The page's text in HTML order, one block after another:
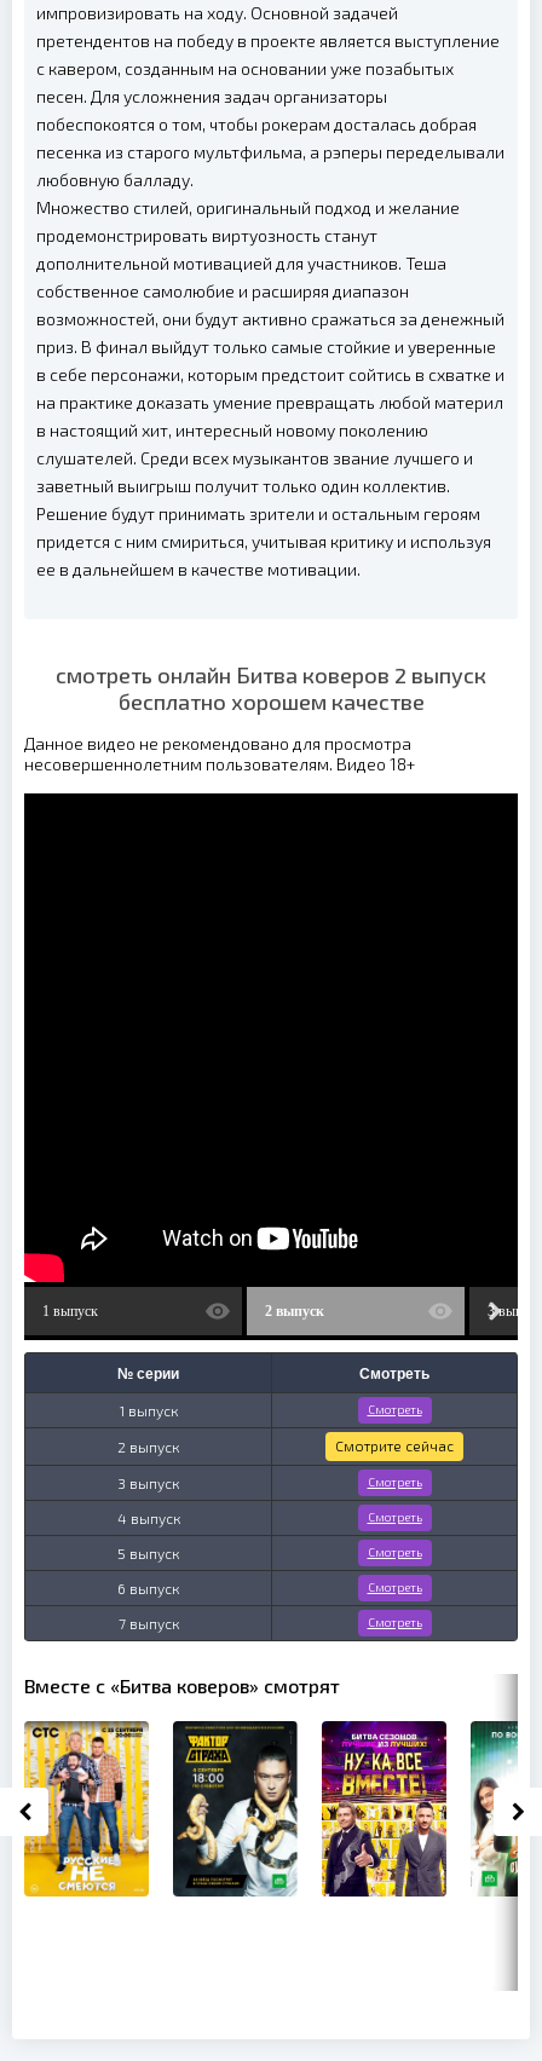
импровизировать на ходу. Основной задачей
претендентов на победу в проекте является выступление
с кавером, созданным на основании уже позабытых
песен. Для усложнения задач организаторы
побеспокоятся о том, чтобы рокерам досталась добрая
песенка из старого мультфильма, а рэперы переделывали
любовную балладу.
Множество стилей, оригинальный подход и желание
продемонстрировать виртуозность станут
дополнительной мотивацией для участников. Теша
собственное самолюбие и расширяя диапазон
возможностей, они будут активно сражаться за денежный
приз. В финал выйдут только самые стойкие и уверенные
в себе персонажи, которым предстоит сойтись в схватке и
на практике доказать умение превращать любой материл
в настоящий хит, интересный новому поколению
слушателей. Среди всех музыкантов звание лучшего и
заветный выигрыш получит только один коллектив.
Решение будут принимать зрители и остальным героям
придется с ним смириться, учитывая критику и используя
ее в дальнейшем в качестве мотивации.
смотреть онлайн Битва коверов 2 выпуск
бесплатно хорошем качестве
Данное видео не рекомендовано для просмотра
несовершеннолетним пользователям. Видео 18+
1 выпуск 2 выпуск 3 выпуск
№ серии Смотреть
1 выпуск Смотреть
2 выпуск Смотрите сейчас
3 выпуск Смотреть
4 выпуск Смотреть
5 выпуск Смотреть
6 выпуск Смотреть
7 выпуск Смотреть
Вместе с «Битва коверов» смотрят